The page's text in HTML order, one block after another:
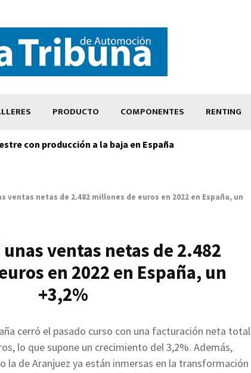
PRODUCTO COMPONENTES RENTING
con producción a la baja en España
ventas netas de 2.482 millones de euros en 2022 en España, un
ventas netas de 2.482
en 2022 en España, un
+3,2%
cerró el pasado curso con una facturación neta total
lo que supone un crecimiento del 3,2%. Además,
la de Aranjuez ya están inmersas en la transformación